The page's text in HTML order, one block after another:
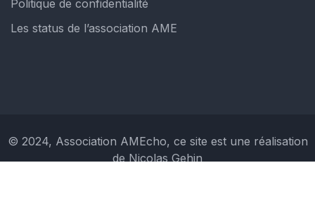
Politique de confidentialité
Les status de l’association AME
© 2024, Association AMEcho, ce site est une réalisation
de Nicolas Gehin